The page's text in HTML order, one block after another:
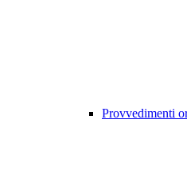
Provvedimenti